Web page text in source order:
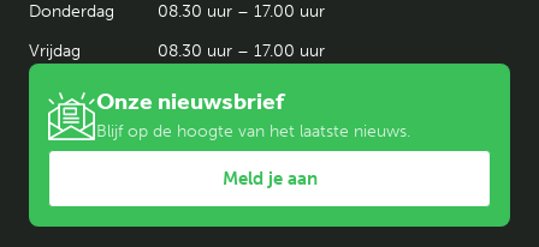
Donderdag
08.30 uur – 17.00 uur
Vrijdag
08.30 uur – 17.00 uur
Onze nieuwsbrief
Blijf op de hoogte van het laatste nieuws.
Meld je aan